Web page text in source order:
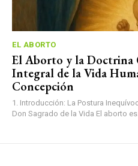
EL ABORTO
El Aborto y la Doctrina
Integral de la Vida
Concepción
1. Introducción: La Postura
Don Sagrado de la Vida El aborto